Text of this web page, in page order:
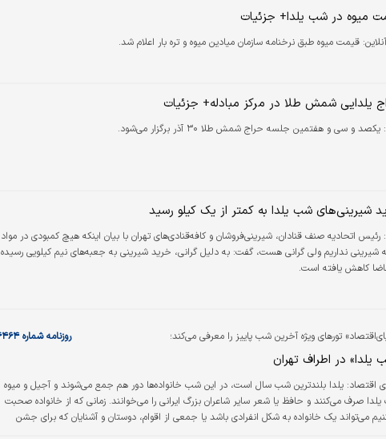
میوه در شب یلدا+ جزئیات
قیمت میوه طبق نرخنامه سازمان میادین میوه و تره بار اعلام شد.
یلدایی شمش طلا در مرکز مبادله+ جزئیات
یکصد و سی‌ و هفتمین جلسه حراج شمش طلا ۳۰ آذر برگزار می‌شود.
شیرینی‌های شب یلدا به کمتر از یک کیلو رسید
رئیس اتحادیه صنف قنادان، شیرینی‌فروشان و کافه‌قنادی‌های تهران با بیان اینکه هیچ کمبودی در مواد
شیرینی نداریم ولی گرانی هست، گفت: به دلیل گرانی، خرید شیرینی به جعبه‌های نیم کیلویی رسیده
کاهش یافته است.
تورهای ویژه آخرین شب پاییز را معرفی می‌کند؛ روزنامه شماره ۶۴۶۴
یلدا» در اطراف تهران
اقتصاد: یلدا بلندترین شب سال است، در این شب خانواد‌ه‌ها دور هم جمع می‌شوند‌ و آجیل و میوه
صرف می‌کنند و حافظ یا شعر سایر شاعران بزرگ ایرانی را می‌‌خوانند. زمانی که از خانواده صحبت
می‌تواند یک خانواده به شکل انفرادی باشد یا جمعی از اقوام، دوستان و آشنایان که برای جشن